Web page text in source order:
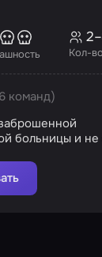
Кол-
команд)
больницы и не